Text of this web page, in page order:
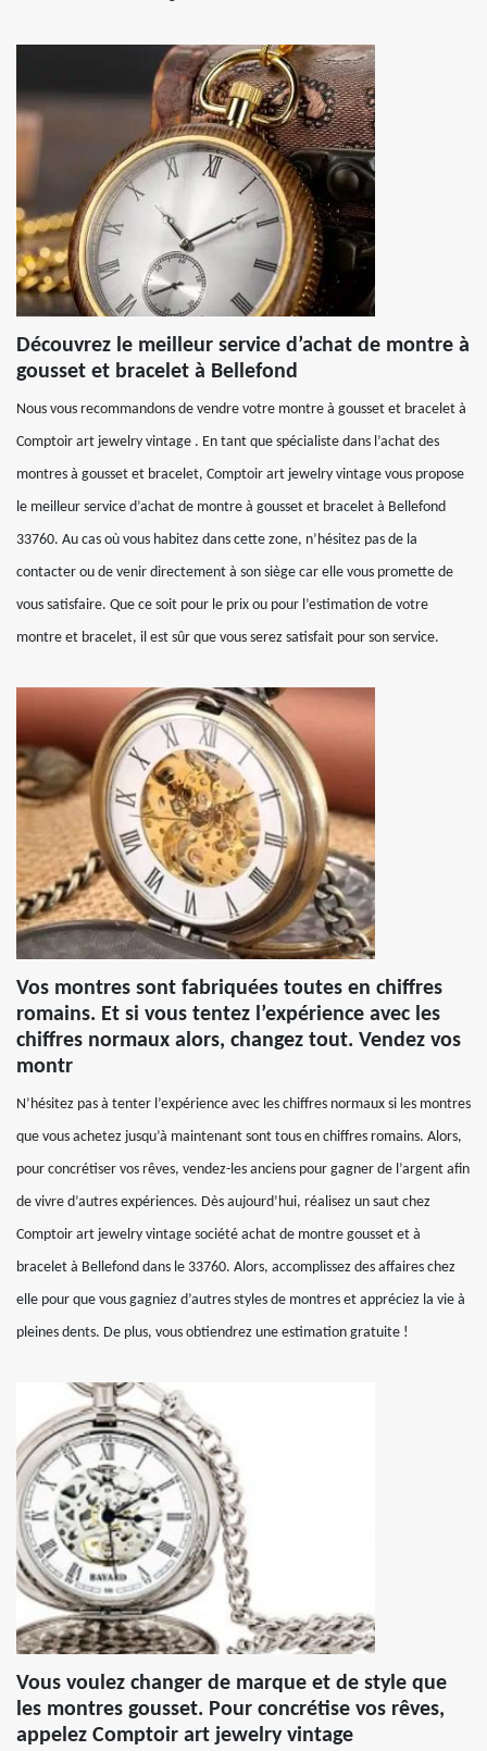
Découvrez le meilleur service d’achat de montre à
gousset et bracelet à Bellefond
Nous vous recommandons de vendre votre montre à gousset et bracelet à
Comptoir art jewelry vintage . En tant que spécialiste dans l’achat des
montres à gousset et bracelet, Comptoir art jewelry vintage vous propose
le meilleur service d’achat de montre à gousset et bracelet à Bellefond
33760. Au cas où vous habitez dans cette zone, n’hésitez pas de la
contacter ou de venir directement à son siège car elle vous promette de
vous satisfaire. Que ce soit pour le prix ou pour l’estimation de votre
montre et bracelet, il est sûr que vous serez satisfait pour son service.
Vos montres sont fabriquées toutes en chiffres
romains. Et si vous tentez l’expérience avec les
chiffres normaux alors, changez tout. Vendez vos
montr
N’hésitez pas à tenter l’expérience avec les chiffres normaux si les montres
que vous achetez jusqu’à maintenant sont tous en chiffres romains. Alors,
pour concrétiser vos rêves, vendez-les anciens pour gagner de l’argent afin
de vivre d’autres expériences. Dès aujourd’hui, réalisez un saut chez
Comptoir art jewelry vintage société achat de montre gousset et à
bracelet à Bellefond dans le 33760. Alors, accomplissez des affaires chez
elle pour que vous gagniez d’autres styles de montres et appréciez la vie à
pleines dents. De plus, vous obtiendrez une estimation gratuite !
Vous voulez changer de marque et de style que
les montres gousset. Pour concrétise vos rêves,
appelez Comptoir art jewelry vintage